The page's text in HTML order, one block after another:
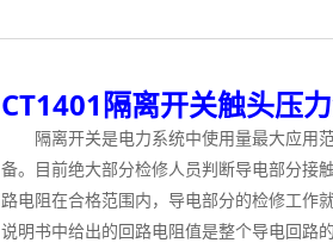
CT1401隔离开关触头压
隔离开关是电力系统中使用量最大应用
备。目前绝大部分检修人员判断导电部分接
路电阻在合格范围内，导电部分的检修工作
说明书中给出的回路电阻值是整个导电回路